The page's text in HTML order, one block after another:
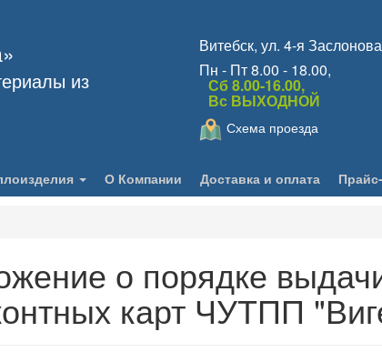
из
Витебск, ул. 4-я
Пн - Пт 8.00 - 18.00,
Сб 8.00-16.00,
Вс ВЫХОДНОЙ
Схема проезда
О Компании Доставка и оплата
о порядке
карт ЧУТПП